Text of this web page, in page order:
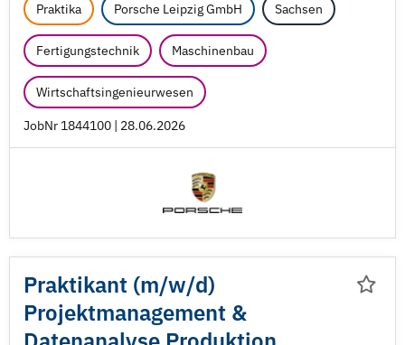
Praktika Porsche Leipzig GmbH Sachsen
Fertigungstechnik Maschinenbau
Wirtschaftsingenieurwesen
JobNr 1844100 | 28.06.2026
Praktikant (m/w/d)
Projektmanagement &